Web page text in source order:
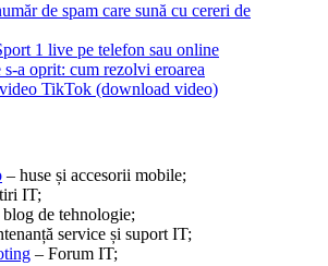
de spam care sună cu cereri de
1 live pe telefon sau online
a oprit: cum rezolvi eroarea
TikTok (download video)
– huse și accesorii mobile;
IT;
blog de tehnologie;
service și suport IT;
– Forum IT;